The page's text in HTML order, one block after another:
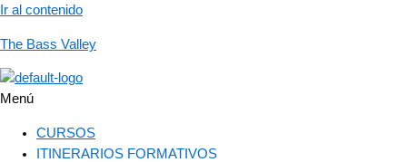
Ir al contenido
The Bass Valley
Menú
CURSOS
ITINERARIOS FORMATIVOS